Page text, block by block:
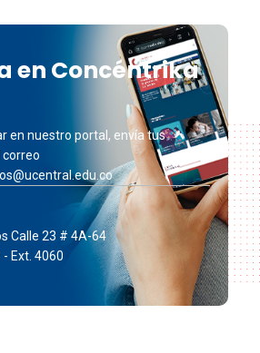
en Concéntrika
en nuestro portal, envía tus
Calle 23 # 4A-64
Ext. 4060